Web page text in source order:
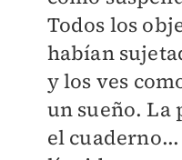
Todos los
habían
y los ves
un sueño. La
el cuaderno...